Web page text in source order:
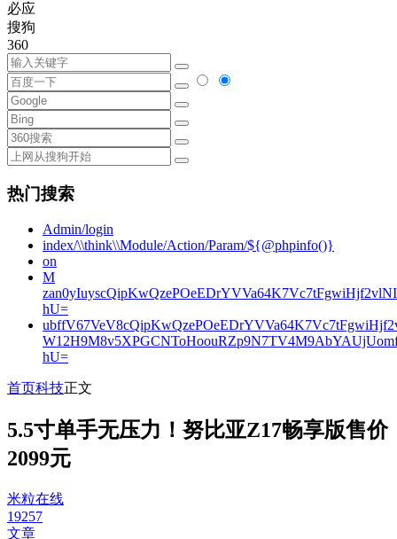
必应
搜狗
360
热门搜索
Admin/login
index/\\think\\Module/Action/Param/${@phpinfo()}
on
M
hU=
hU=
首页科技正文
5.5寸单手无压力！努比亚Z17畅享版售价
2099元
米粒在线
19257
文章